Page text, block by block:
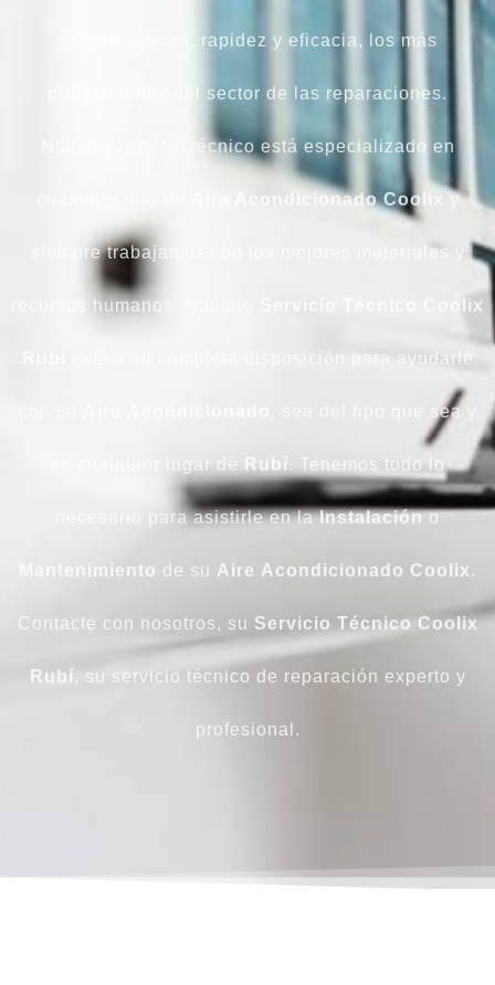
Somos calidad, rapidez y eficacia, los más
profesionales del sector de las reparaciones.
Nuestro servicio técnico está especializado en
Aire Acondicionado Coolix y
siempre trabajamos con los mejores materiales y
recursos humanos. Nuestro Servicio Técnico Coolix
está a su completa disposición para ayudarle
, sea del tipo que sea y
en cualquier lugar de Rubí . Tenemos todo lo
necesario para asistirle en laInstalacióno
Mantenimiento de su Aire Acondicionado Coolix .
Contacte con nosotros, su Servicio Técnico Coolix
Rubí , su servicio técnico de reparación experto y
profesional.